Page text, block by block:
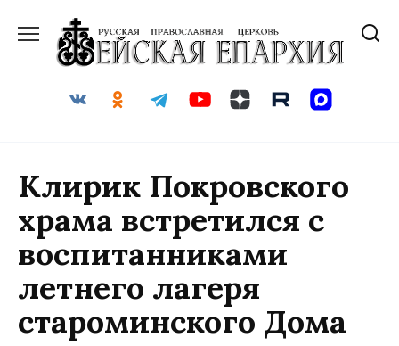
содержанию
Клирик Покровского
храма встретился с
воспитанниками
летнего лагеря
староминского Дома